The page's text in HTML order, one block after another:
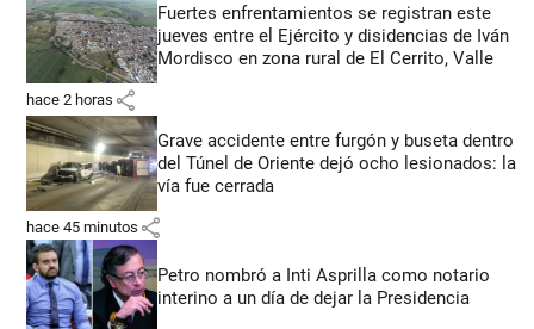
Fuertes enfrentamientos se registran este
jueves entre el Ejército y disidencias de Iván
Mordisco en zona rural de El Cerrito, Valle
hace 2 horas share
Grave accidente entre furgón y buseta dentro
del Túnel de Oriente dejó ocho lesionados: la
vía fue cerrada
hace 45 minutos share
Petro nombró a Inti Asprilla como notario
interino a un día de dejar la Presidencia